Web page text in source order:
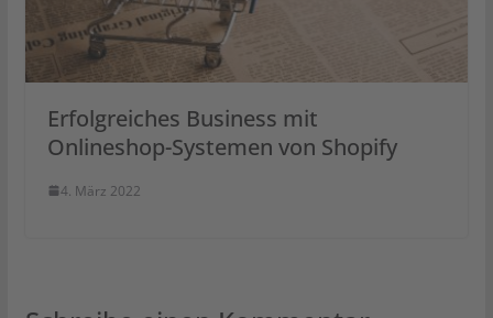
Erfolgreiches Business mit
Onlineshop-Systemen von Shopify
4. März 2022